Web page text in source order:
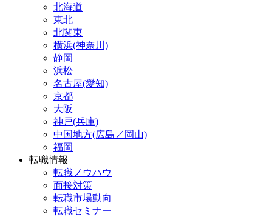
北海道
東北
北関東
横浜(神奈川)
静岡
浜松
名古屋(愛知)
京都
大阪
神戸(兵庫)
中国地方(広島／岡山)
福岡
転職情報
転職ノウハウ
面接対策
転職市場動向
転職セミナー